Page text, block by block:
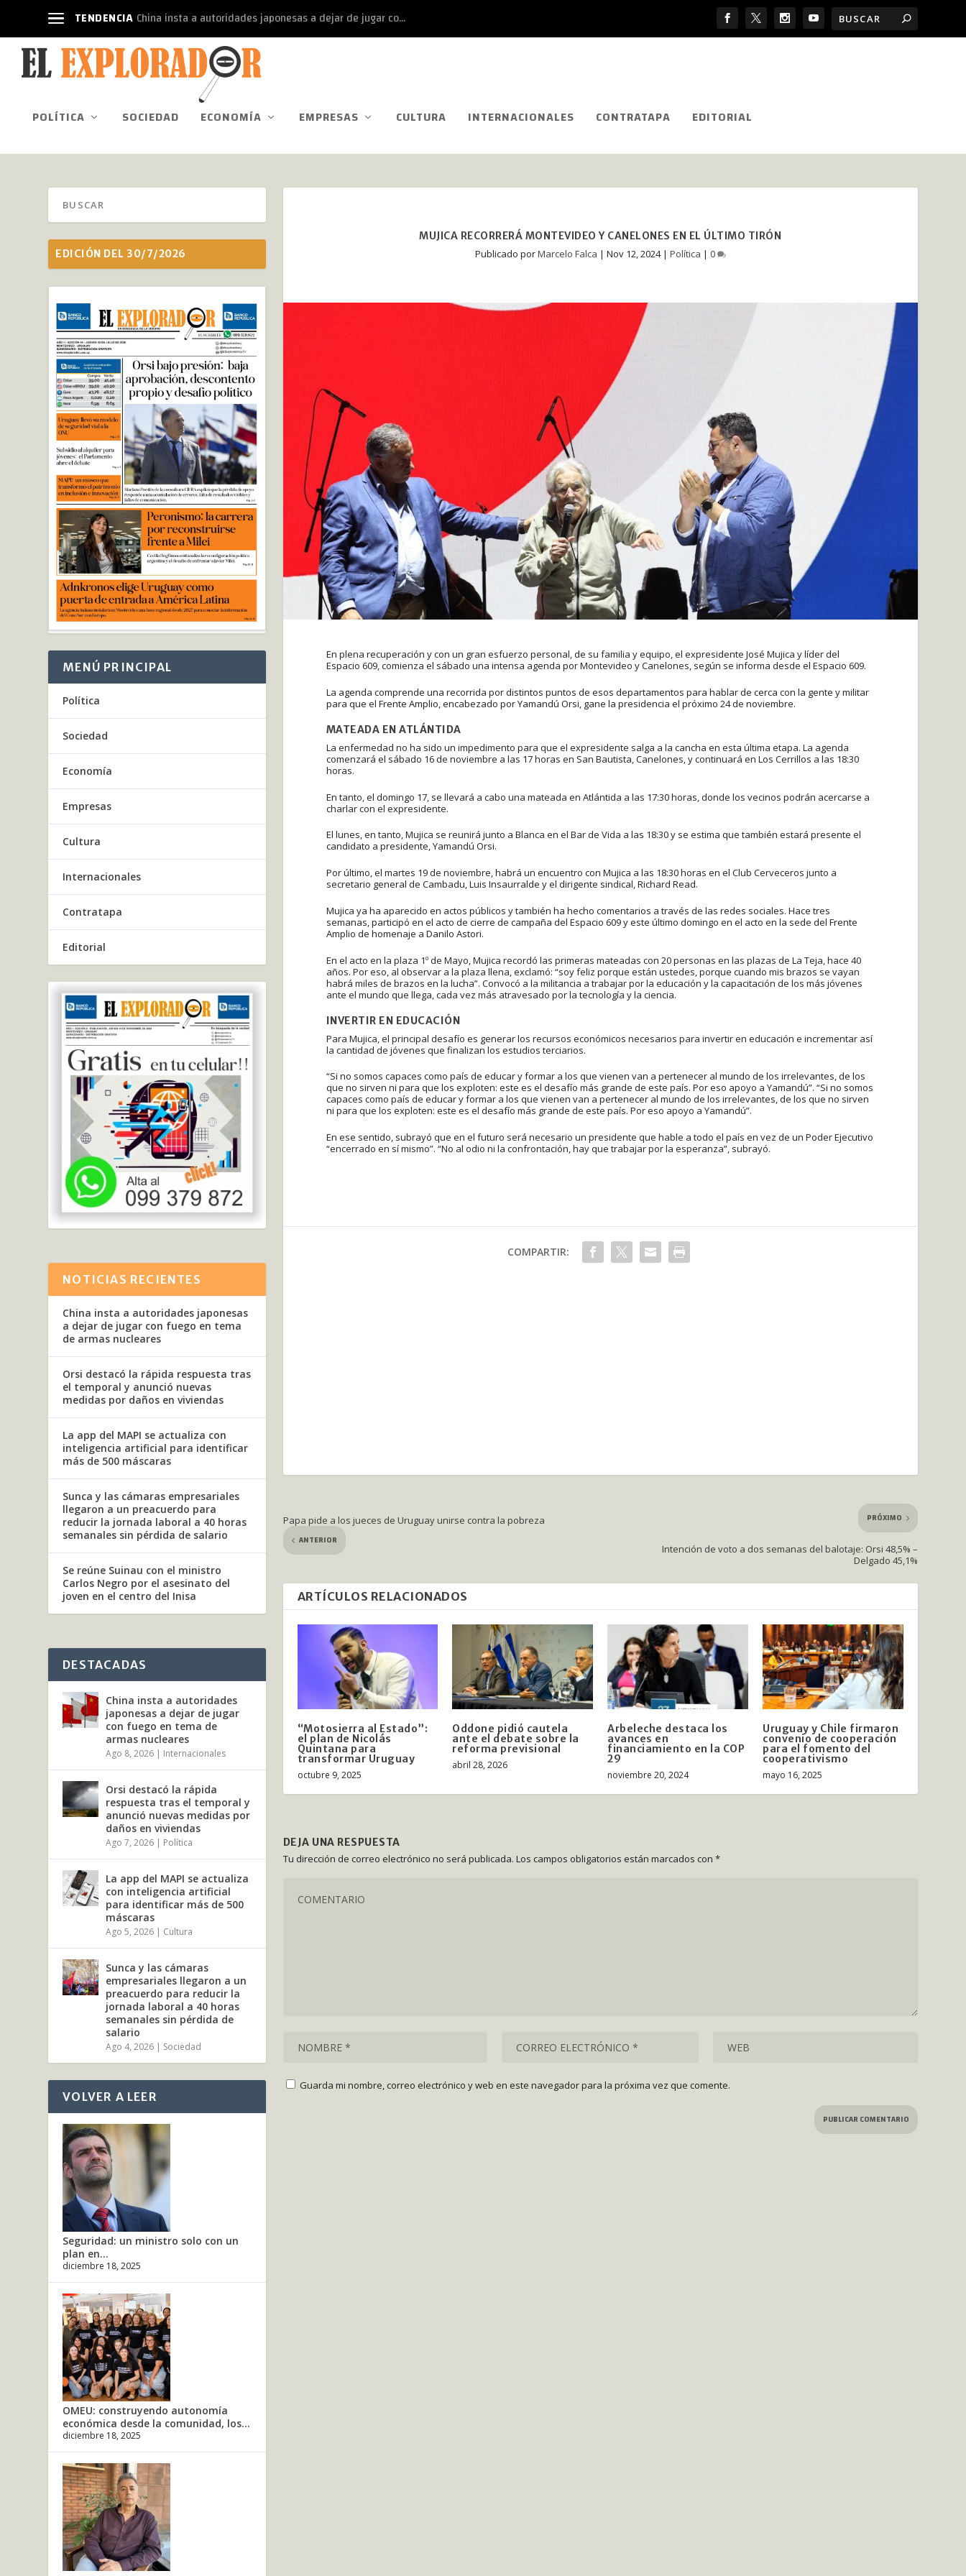
TENDENCIA China insta a autoridades japonesas a dejar de jugar co...
POLÍTICA SOCIEDAD ECONOMÍA EMPRESAS CULTURA INTERNACIONALES CONTRATAPA EDITORIAL
MUJICA RECORRERÁ MONTEVIDEO Y CANELONES EN EL ÚLTIMO TIRÓN
Publicado porMarcelo Falca | Nov 12, 2024| Política | 0
En plena recuperación y con un gran esfuerzo personal, de su familia y equipo, el expresidente José Mujica y líder del
Espacio 609, comienza el sábado una intensa agenda por Montevideo y Canelones, según se informa desde el Espacio 609.
La agenda comprende una recorrida por distintos puntos de esos departamentos para hablar de cerca con la gente y militar
para que el Frente Amplio, encabezado por Yamandú Orsi, gane la presidencia el próximo 24 de noviembre.
MATEADA EN ATLÁNTIDA
La enfermedad no ha sido un impedimento para que el expresidente salga a la cancha en esta última etapa. La agenda
comenzará el sábado 16 de noviembre a las 17 horas en San Bautista, Canelones, y continuará en Los Cerrillos a las 18:30
horas.
En tanto, el domingo 17, se llevará a cabo una mateada en Atlántida a las 17:30 horas, donde los vecinos podrán acercarse a
charlar con el expresidente.
El lunes, en tanto, Mujica se reunirá junto a Blanca en el Bar de Vida a las 18:30 y se estima que también estará presente el
candidato a presidente, Yamandú Orsi.
Por último, el martes 19 de noviembre, habrá un encuentro con Mujica a las 18:30 horas en el Club Cerveceros junto a
secretario general de Cambadu, Luis Insaurralde y el dirigente sindical, Richard Read.
Mujica ya ha aparecido en actos públicos y también ha hecho comentarios a través de las redes sociales. Hace tres
semanas, participó en el acto de cierre de campaña del Espacio 609 y este último domingo en el acto en la sede del Frente
Amplio de homenaje a Danilo Astori.
En el acto en la plaza 1º de Mayo, Mujica recordó las primeras mateadas con 20 personas en las plazas de La Teja, hace 40
años. Por eso, al observar a la plaza llena, exclamó: “soy feliz porque están ustedes, porque cuando mis brazos se vayan
habrá miles de brazos en la lucha”. Convocó a la militancia a trabajar por la educación y la capacitación de los más jóvenes
ante el mundo que llega, cada vez más atravesado por la tecnología y la ciencia.
INVERTIR EN EDUCACIÓN
Para Mujica, el principal desafío es generar los recursos económicos necesarios para invertir en educación e incrementar así
la cantidad de jóvenes que finalizan los estudios terciarios.
“Si no somos capaces como país de educar y formar a los que vienen van a pertenecer al mundo de los irrelevantes, de los
que no sirven ni para que los exploten: este es el desafío más grande de este país. Por eso apoyo a Yamandú”. “Si no somos
capaces como país de educar y formar a los que vienen van a pertenecer al mundo de los irrelevantes, de los que no sirven
ni para que los exploten: este es el desafío más grande de este país. Por eso apoyo a Yamandú”.
En ese sentido, subrayó que en el futuro será necesario un presidente que hable a todo el país en vez de un Poder Ejecutivo
“encerrado en sí mismo”. “No al odio ni la confrontación, hay que trabajar por la esperanza”, subrayó.
COMPARTIR:
Papa pide a los jueces de Uruguay unirse contra la pobreza
ANTERIOR
PRÓXIMO
Intención de voto a dos semanas del balotaje: Orsi 48,5% –
Delgado 45,1%
ARTÍCULOS RELACIONADOS
“Motosierra al Estado”:
el plan de Nicolás
Quintana para
transformar Uruguay
octubre 9, 2025
Oddone pidió cautela
ante el debate sobre la
reforma previsional
abril 28, 2026
Arbeleche destaca los
avances en
financiamiento en la COP
29
noviembre 20, 2024
Uruguay y Chile firmaron
convenio de cooperación
para el fomento del
cooperativismo
mayo 16, 2025
DEJA UNA RESPUESTA
Tu dirección de correo electrónico no será publicada. Los campos obligatorios están marcados con *
Guarda mi nombre, correo electrónico y web en este navegador para la próxima vez que comente.
EDICIÓN DEL 30/7/2026
MENÚ PRINCIPAL
Política
Sociedad
Economía
Empresas
Cultura
Internacionales
Contratapa
Editorial
NOTICIAS RECIENTES
China insta a autoridades japonesas
a dejar de jugar con fuego en tema
de armas nucleares
Orsi destacó la rápida respuesta tras
el temporal y anunció nuevas
medidas por daños en viviendas
La app del MAPI se actualiza con
inteligencia artificial para identificar
más de 500 máscaras
Sunca y las cámaras empresariales
llegaron a un preacuerdo para
reducir la jornada laboral a 40 horas
semanales sin pérdida de salario
Se reúne Suinau con el ministro
Carlos Negro por el asesinato del
joven en el centro del Inisa
DESTACADAS
China insta a autoridades
japonesas a dejar de jugar
con fuego en tema de
armas nucleares
Ago 8, 2026 | Internacionales
Orsi destacó la rápida
respuesta tras el temporal y
anunció nuevas medidas por
daños en viviendas
Ago 7, 2026 | Política
La app del MAPI se actualiza
con inteligencia artificial
para identificar más de 500
máscaras
Ago 5, 2026 | Cultura
Sunca y las cámaras
empresariales llegaron a un
preacuerdo para reducir la
jornada laboral a 40 horas
semanales sin pérdida de
salario
Ago 4, 2026 | Sociedad
VOLVER A LEER
Seguridad: un ministro solo con un
plan en...
diciembre 18, 2025
OMEU: construyendo autonomía
económica desde la comunidad, los...
diciembre 18, 2025